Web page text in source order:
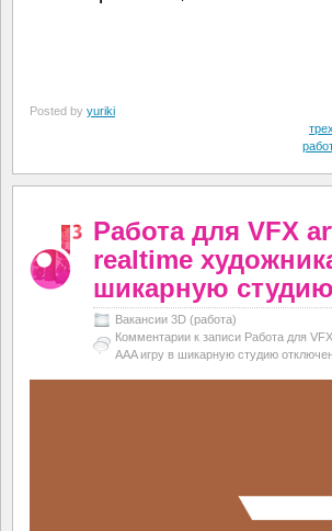
Posted by yuriki
Работа для VFX
realtime
шикарную студию
Вакансии 3D (работа)
Комментарии к записи Работа для
AAA игру в шикарную студию